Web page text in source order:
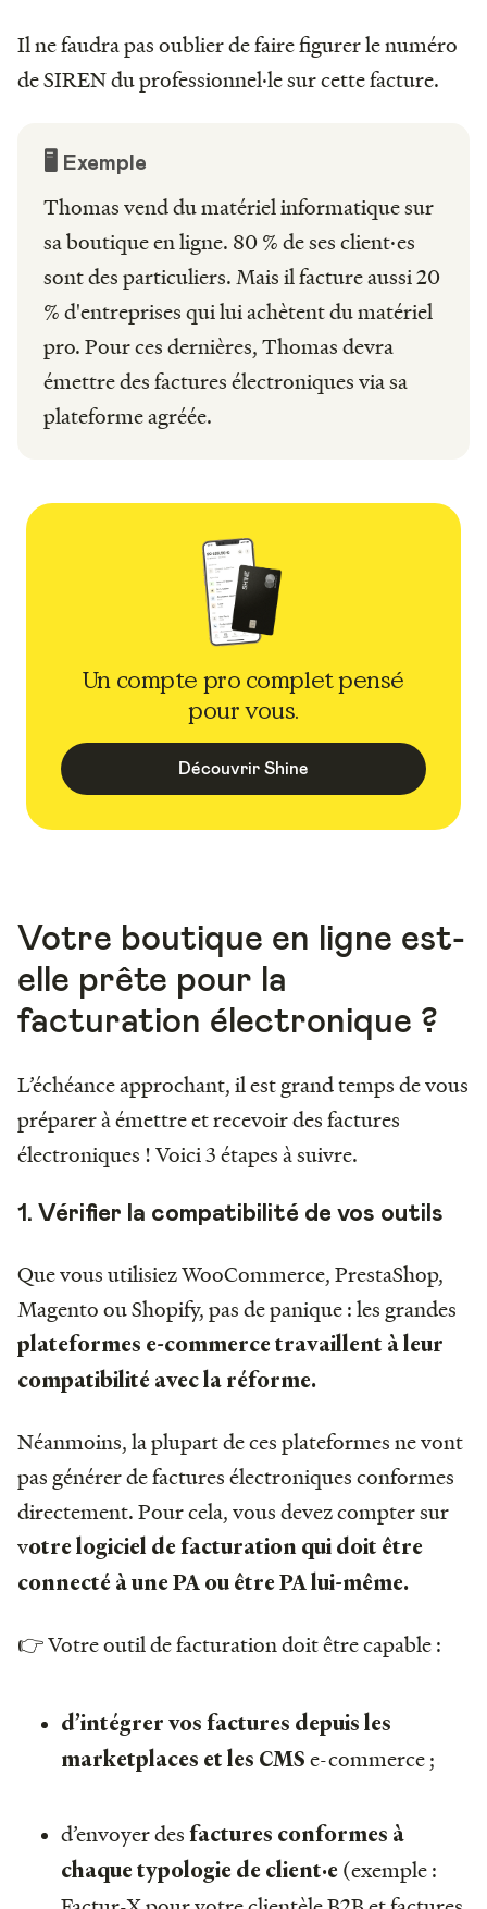
Il ne faudra pas oublier de faire figurer le numéro
de SIREN du professionnel·le sur cette facture.
🖥️ Exemple
Thomas vend du matériel informatique sur
sa boutique en ligne. 80 % de ses client·es
sont des particuliers. Mais il facture aussi 20
% d'entreprises qui lui achètent du matériel
pro. Pour ces dernières, Thomas devra
émettre des factures électroniques via sa
plateforme agréée.
Un compte pro complet pensé
pour vous.
Découvrir Shine
Votre boutique en ligne est-
elle prête pour la
facturation électronique ?
L’échéance approchant, il est grand temps de vous
préparer à émettre et recevoir des factures
électroniques ! Voici 3 étapes à suivre.
1. Vérifier la compatibilité de vos outils
Que vous utilisiez WooCommerce, PrestaShop,
Magento ou Shopify, pas de panique : les grandes
plateformes e-commerce travaillent à leur
compatibilité avec la réforme.
Néanmoins, la plupart de ces plateformes ne vont
pas générer de factures électroniques conformes
directement. Pour cela, vous devez compter sur
votre logiciel de facturation qui doit être
connecté à une PA ou être PA lui-même.
👉 Votre outil de facturation doit être capable :
d’intégrer vos factures depuis les
marketplaces et les CMS e-commerce ;
d’envoyer des factures conformes à
chaque typologie de client·e (exemple :